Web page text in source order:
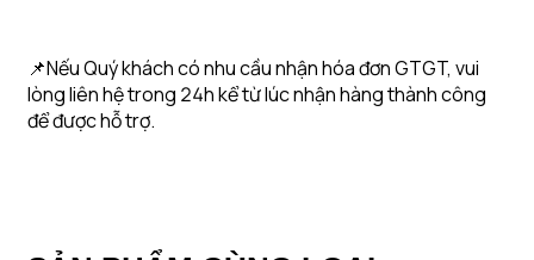
📌Nếu Quý khách có nhu cầu nhận hóa đơn GTGT, vui
lòng liên hệ trong 24h kể từ lúc nhận hàng thành công
để được hỗ trợ.